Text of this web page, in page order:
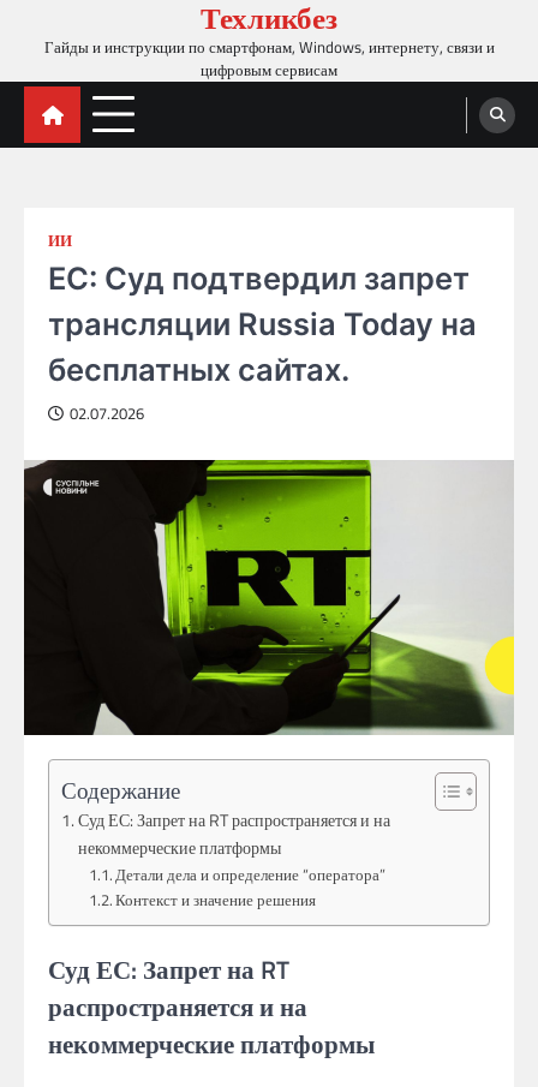
Техликбез
Гайды и инструкции по смартфонам, Windows, интернету, связи и
цифровым сервисам
ИИ
ЕС: Суд подтвердил запрет
трансляции Russia Today на
бесплатных сайтах.
02.07.2026
Содержание
Суд ЕС: Запрет на RT распространяется и на
некоммерческие платформы
Детали дела и определение “оператора”
Контекст и значение решения
Суд ЕС: Запрет на RT
распространяется и на
некоммерческие платформы